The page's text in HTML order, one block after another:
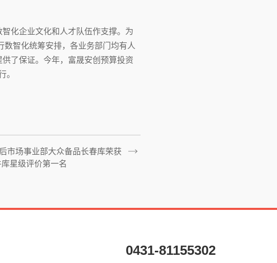
化企业文化和人才队伍作支撑。为
智化统筹安排，各业务部门均有人
了保证。今年，富晟安创预算投资
。
市场事业部大众备品长春库荣获
星级评价第一名
0431-81155302